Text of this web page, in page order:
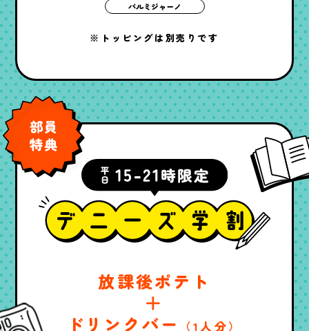
パルミジャーノ
※トッピングは別売りです
放課後ポテト
＋
ドリンクバー
（1人分）